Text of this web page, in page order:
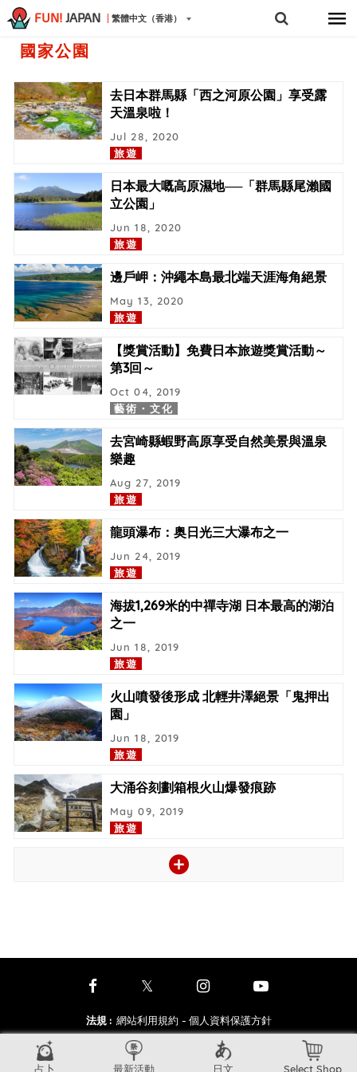
FUN! JAPAN 繁體中文（香港）
國家公園
去日本群馬縣「西之河原公園」享受露
天溫泉啦！
旅遊
Jul 28, 2020
日本最大嘅高原濕地──「群馬縣尾瀨國
立公園」
旅遊
Jun 18, 2020
邊戶岬：沖繩本島最北端天涯海角絕景
旅遊
May 13, 2020
【獎賞活動】免費日本旅遊獎賞活動～
第3回～
藝術・文化
Oct 04, 2019
去宮崎縣蝦野高原享受自然美景與溫泉
樂趣
旅遊
Aug 27, 2019
龍頭瀑布：奥日光三大瀑布之一
旅遊
Jun 24, 2019
海拔1,269米的中禪寺湖 日本最高的湖泊
之一
旅遊
Jun 18, 2019
火山噴發後形成 北輕井澤絕景「鬼押出
園」
旅遊
Jun 18, 2019
大涌谷刻劃箱根火山爆發痕跡
旅遊
May 09, 2019
法規: 網站利用規約 - 個人資料保護方針
: 常見問題 - 聯絡我們
其他
占卜 最新活動 日文 Select Shop